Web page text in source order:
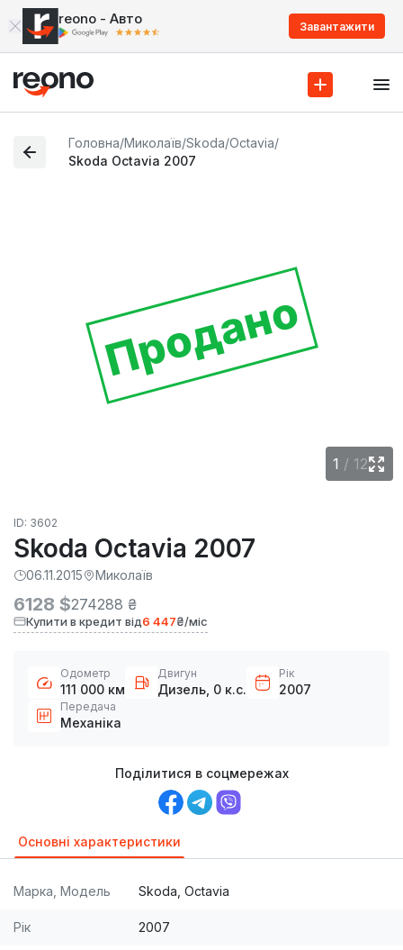
reono - Авто Завантажити
Головна/Миколаїв/Skoda/Octavia/
Skoda Octavia 2007
Продано
1 / 12
ID: 3602
Skoda Octavia 2007
06.11.2015 Миколаїв
6128 $274288 ₴
Купити в кредит від6 447₴/міс
Одометр
111 000 км
Двигун
Дизель, 0 к.с.
Рік
2007
Передача
Механіка
Поділитися в соцмережах
Основні характеристики
Марка, Модель Skoda, Octavia
Рік 2007